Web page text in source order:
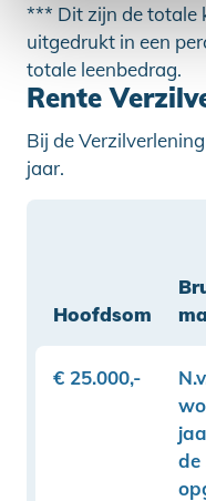
*** Dit zijn de totale
uitgedrukt in een
totale leenbedrag.
Rente
Bij de
jaar.
Hoofdsom
€ 25.000,-
de